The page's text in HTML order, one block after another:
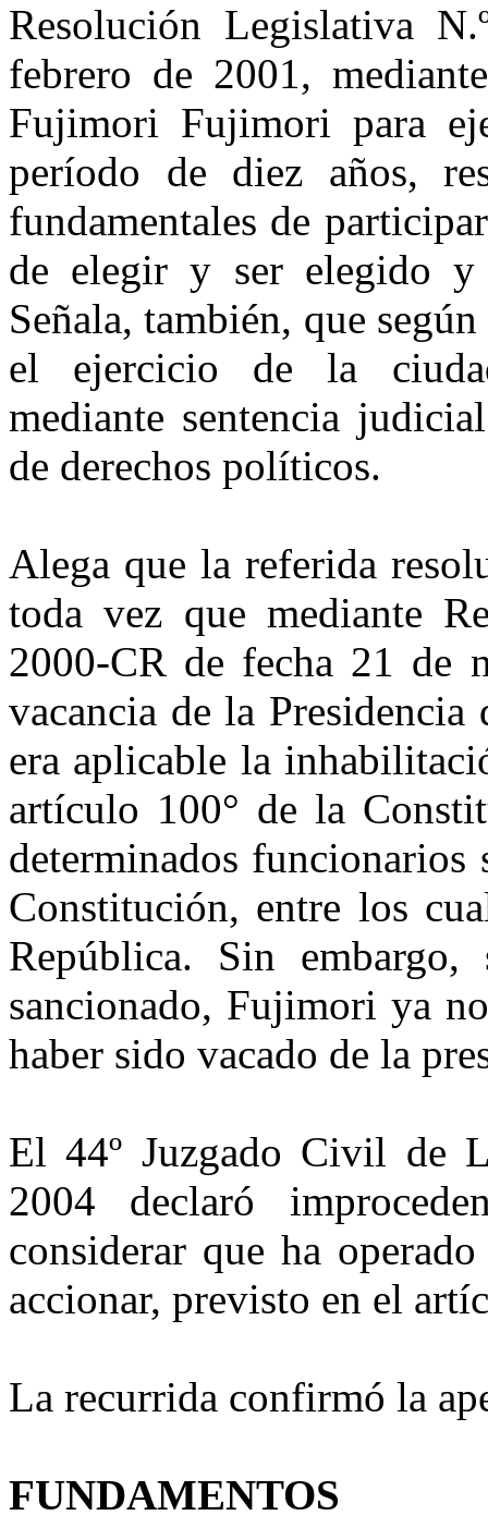
Resolución Legislativa
febrero de 2001,
Fujimori Fujimori para
período de diez años,
fundamentales de
de elegir y ser elegido y
Señala, también, que
el ejercicio de la
mediante sentencia
de derechos políticos.
Alega que la referida
toda vez que mediante
2000-CR de fecha 21 de
vacancia de la
era aplicable la
artículo 100° de la
determinados funcionarios
Constitución, entre los
República. Sin
sancionado, Fujimori ya
haber sido vacado de la
El 44º Juzgado Civil de
2004 declaró
considerar que ha
accionar, previsto en el
La recurrida confirmó la
FUNDAMENTOS